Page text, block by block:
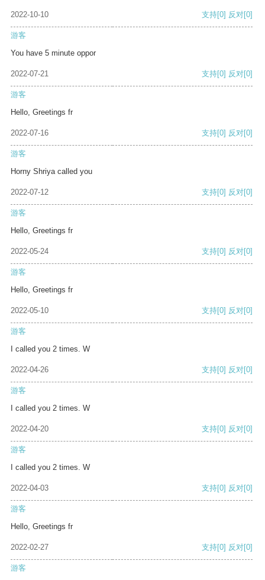
2022-10-10 支持[0] 反对[0]
游客
You have 5 minute oppor
2022-07-21 支持[0] 反对[0]
游客
Hello, Greetings fr
2022-07-16 支持[0] 反对[0]
游客
Horny Shriya called you
2022-07-12 支持[0] 反对[0]
游客
Hello, Greetings fr
2022-05-24 支持[0] 反对[0]
游客
Hello, Greetings fr
2022-05-10 支持[0] 反对[0]
游客
I called you 2 times. W
2022-04-26 支持[0] 反对[0]
游客
I called you 2 times. W
2022-04-20 支持[0] 反对[0]
游客
I called you 2 times. W
2022-04-03 支持[0] 反对[0]
游客
Hello, Greetings fr
2022-02-27 支持[0] 反对[0]
游客